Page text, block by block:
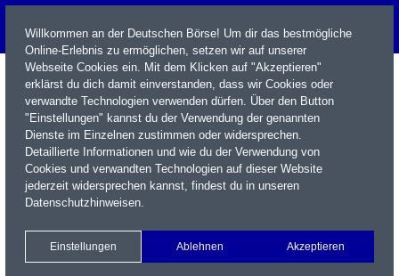
Name / WKN / ISIN / Kürzel
Xetra Realtime
Watchlist Portfolio Login
Willkommen an der Deutschen Börse! Um dir das bestmögliche
Online-Erlebnis zu ermöglichen, setzen wir auf unserer
Webseite Cookies ein. Mit dem Klicken auf "Akzeptieren"
erklärst du dich damit einverstanden, dass wir Cookies oder
verwandte Technologien verwenden dürfen. Über den Button
"Einstellungen" kannst du der Verwendung der genannten
Dienste im Einzelnen zustimmen oder widersprechen.
Detaillierte Informationen und wie du der Verwendung von
Cookies und verwandten Technologien auf dieser Website
jederzeit widersprechen kannst, findest du in unseren
Datenschutzhinweisen.
Einstellungen Ablehnen Akzeptieren